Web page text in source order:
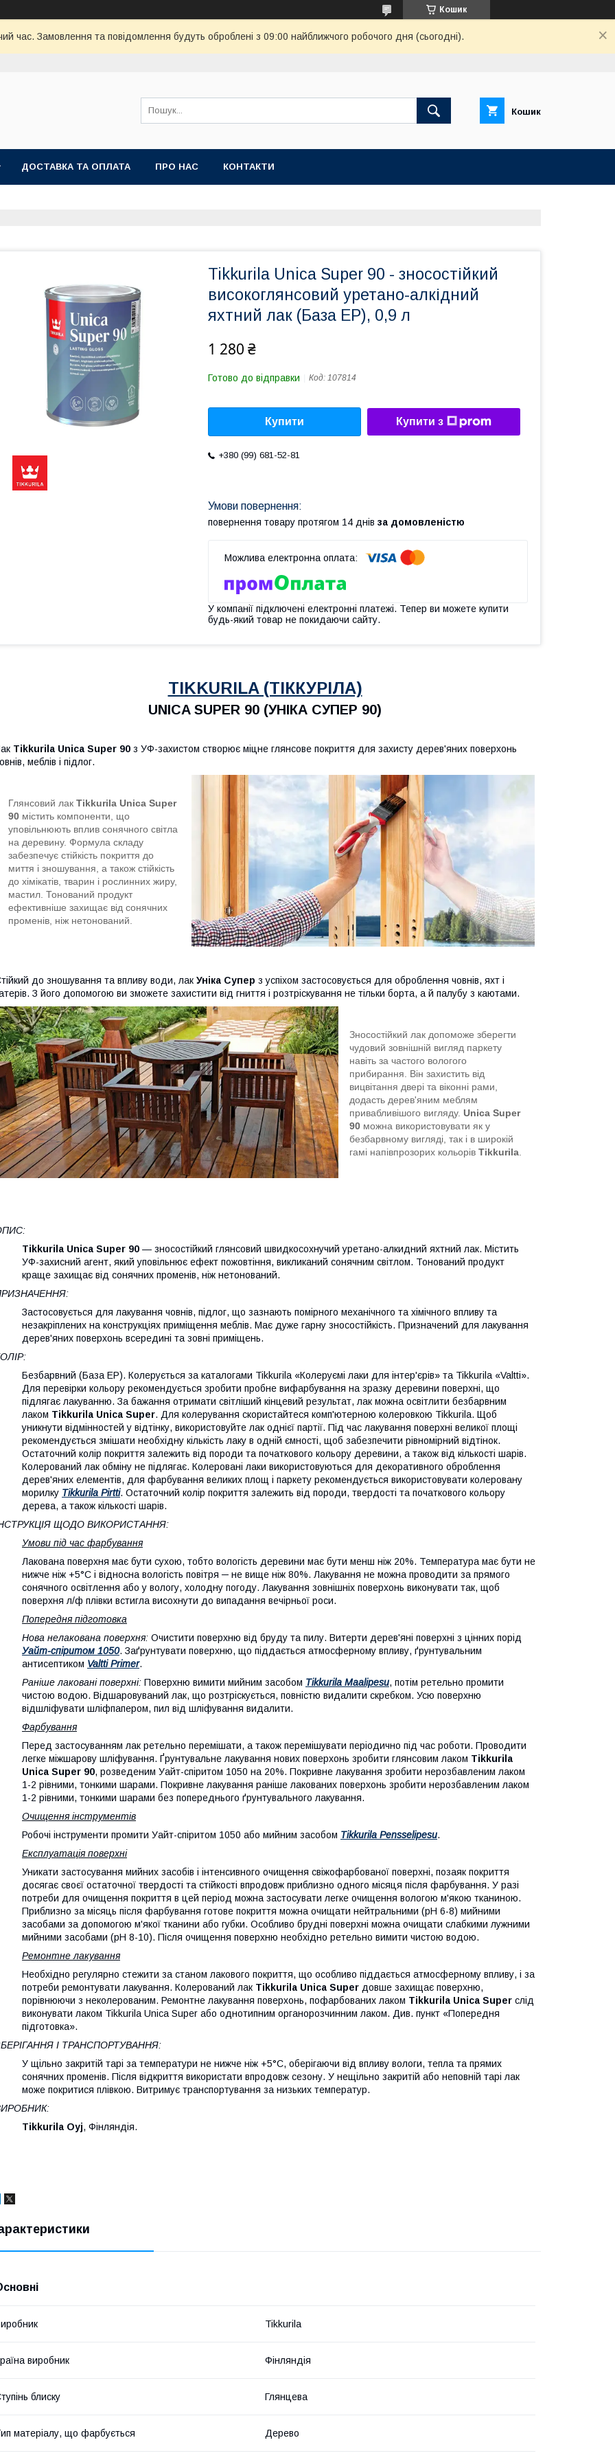
Кошик
час. Замовлення та повідомлення будуть оброблені з 09:00 найближчого робочого дня (сьогодні).
Кошик
ДОСТАВКА ТА ОПЛАТА ПРО НАС КОНТАКТИ
Tikkurila Unica Super 90 - зносостійкий
високоглянсовий уретано-алкідний
яхтний лак (База EP), 0,9 л
1 280 ₴
Готово до відправки Код: 107814
Купити Купити з
+380 (99) 681-52-81
повернення товару протягом 14 днів за домовленістю
У компанії підключені електронні платежі. Тепер ви можете купити
будь-який товар не покидаючи сайту.
TIKKURILA (ТІККУРІЛА)
UNICA SUPER 90 (УНІКА СУПЕР 90)
Tikkurila Unica Super 90 з УФ-захистом створює міцне глянсове покриття для захисту дерев'яних поверхонь
меблів і підлог.
Глянсовий лак Tikkurila Unica Super
90 містить компоненти, що
уповільнюють вплив сонячного світла
на деревину. Формула складу
забезпечує стійкість покриття до
миття і зношування, а також стійкість
до хімікатів, тварин і рослинних жиру,
мастил. Тонований продукт
ефективніше захищає від сонячних
променів, ніж нетонований.
до зношування та впливу води, лак Уніка Супер з успіхом застосовується для оброблення човнів, яхт і
З його допомогою ви зможете захистити від гниття і розтріскування не тільки борта, а й палубу з каютами.
Зносостійкий лак допоможе зберегти
чудовий зовнішній вигляд паркету
навіть за частого вологого
прибирання. Він захистить від
вицвітання двері та віконні рами,
додасть дерев'яним меблям
привабливішого вигляду. Unica Super
90 можна використовувати як у
безбарвному вигляді, так і в широкій
гамі напівпрозорих кольорів Tikkurila
Tikkurila Unica Super 90 — зносостійкий глянсовий швидкосохнучий уретано-алкидний яхтний лак. Містить
УФ-захисний агент, який уповільнює ефект пожовтіння, викликаний сонячним світлом. Тонований продукт
краще захищає від сонячних променів, ніж нетонований.
Застосовується для лакування човнів, підлог, що зазнають помірного механічного та хімічного впливу та
незакріплених на конструкціях приміщення меблів. Має дуже гарну зносостійкість. Призначений для лакування
дерев'яних поверхонь всередині та зовні приміщень.
Безбарвний (База EP). Колерується за каталогами Tikkurila «Колеруємі лаки для інтер'єрів» та Tikkurila «Valtti».
Для перевірки кольору рекомендується зробити пробне вифарбування на зразку деревини поверхні, що
підлягає лакуванню. За бажання отримати світліший кінцевий результат, лак можна освітлити безбарвним
лаком Tikkurila Unica Super. Для колерування скористайтеся комп'ютерною колеровкою Tikkurila. Щоб
уникнути відмінностей у відтінку, використовуйте лак однієї партії. Під час лакування поверхні великої площі
рекомендується змішати необхідну кількість лаку в одній ємності, щоб забезпечити рівномірний відтінок.
Остаточний колір покриття залежить від породи та початкового кольору деревини, а також від кількості шарів.
Колерований лак обміну не підлягає. Колеровані лаки використовуються для декоративного оброблення
дерев'яних елементів, для фарбування великих площ і паркету рекомендується використовувати колеровану
морилку Tikkurila Pirtti. Остаточний колір покриття залежить від породи, твердості та початкового кольору
дерева, а також кількості шарів.
ЩОДО ВИКОРИСТАННЯ:
Умови під час фарбування
Лакована поверхня має бути сухою, тобто вологість деревини має бути менш ніж 20%. Температура має бути не
нижче ніж +5°C і відносна вологість повітря ─ не вище ніж 80%. Лакування не можна проводити за прямого
сонячного освітлення або у вологу, холодну погоду. Лакування зовнішніх поверхонь виконувати так, щоб
поверхня л/ф плівки встигла висохнути до випадання вечірньої роси.
Попередня підготовка
Нова нелакована поверхня: Очистити поверхню від бруду та пилу. Витерти дерев'яні поверхні з цінних порід
Уайт-спіритом 1050. Заґрунтувати поверхню, що піддається атмосферному впливу, ґрунтувальним
антисептиком Valtti Primer.
Раніше лаковані поверхні: Поверхню вимити мийним засобом Tikkurila Maalipesu, потім ретельно промити
чистою водою. Відшаровуваний лак, що розтріскується, повністю видалити скребком. Усю поверхню
відшліфувати шліфпапером, пил від шліфування видалити.
Фарбування
Перед застосуванням лак ретельно перемішати, а також перемішувати періодично під час роботи. Проводити
легке міжшарову шліфування. Ґрунтувальне лакування нових поверхонь зробити глянсовим лаком Tikkurila
Unica Super 90, розведеним Уайт-спіритом 1050 на 20%. Покривне лакування зробити нерозбавленим лаком
1-2 рівними, тонкими шарами. Покривне лакування раніше лакованих поверхонь зробити нерозбавленим лаком
1-2 рівними, тонкими шарами без попереднього ґрунтувального лакування.
Очищення інструментів
Робочі інструменти промити Уайт-спіритом 1050 або мийним засобом Tikkurila Pensselipesu.
Експлуатація поверхні
Уникати застосування мийних засобів і інтенсивного очищення свіжофарбованої поверхні, позаяк покриття
досягає своєї остаточної твердості та стійкості впродовж приблизно одного місяця після фарбування. У разі
потреби для очищення покриття в цей період можна застосувати легке очищення вологою м'якою тканиною.
Приблизно за місяць після фарбування готове покриття можна очищати нейтральними (pH 6-8) мийними
засобами за допомогою м'якої тканини або губки. Особливо брудні поверхні можна очищати слабкими лужними
мийними засобами (pH 8-10). Після очищення поверхню необхідно ретельно вимити чистою водою.
Ремонтне лакування
Необхідно регулярно стежити за станом лакового покриття, що особливо піддається атмосферному впливу, і за
потреби ремонтувати лакування. Колерований лак Tikkurila Unica Super довше захищає поверхню,
порівнюючи з неколерованим. Ремонтне лакування поверхонь, пофарбованих лаком Tikkurila Unica Super слід
виконувати лаком Tikkurila Unica Super або однотипним органорозчинним лаком. Див. пункт «Попередня
підготовка».
І ТРАНСПОРТУВАННЯ:
У щільно закритій тарі за температури не нижче ніж +5°C, оберігаючи від впливу вологи, тепла та прямих
сонячних променів. Після відкриття використати впродовж сезону. У нещільно закритій або неповній тарі лак
може покритися плівкою. Витримує транспортування за низьких температур.
Tikkurila Oyj, Фінляндія.
Tikkurila
виробник Фінляндія
блиску Глянцева
матеріалу, що фарбується Дерево